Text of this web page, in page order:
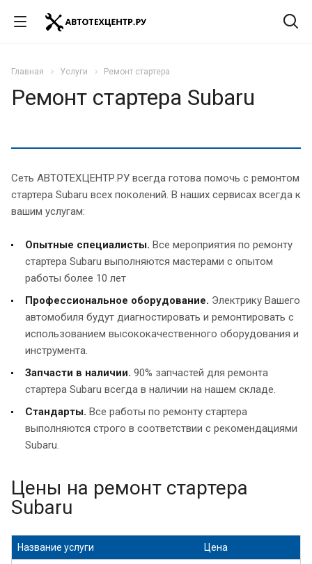
Главная Услуги Ремонт стартера
Ремонт стартера Subaru
Сеть АВТОТЕХЦЕНТР.РУ всегда готова помочь с ремонтом
стартера Subaru всех поколений. В наших сервисах всегда к
вашим услугам:
Опытные специалисты. Все мероприятия по ремонту
стартера Subaru выполняются мастерами с опытом
работы более 10 лет
Профессиональное оборудование. Электрику Вашего
автомобиля будут диагностировать и ремонтировать с
использованием высококачественного оборудования и
инструмента.
Запчасти в наличии. 90% запчастей для ремонта
стартера Subaru всегда в наличии на нашем складе.
Стандарты. Все работы по ремонту стартера
выполняются строго в соответствии с рекомендациями
Subaru.
Цены на ремонт стартера
Subaru
Название услуги Цена